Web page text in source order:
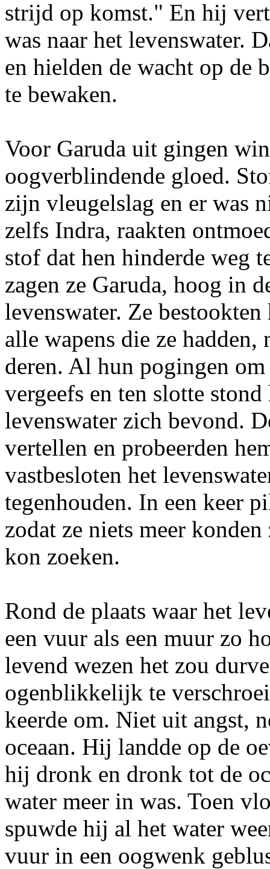
strijd op komst." En hij
was naar het levenswater.
en hielden de wacht op de
te bewaken.
Voor Garuda uit gingen
oogverblindende gloed.
zijn vleugelslag en er was
zelfs Indra, raakten
stof dat hen hinderde weg
zagen ze Garuda, hoog in
levenswater. Ze
alle wapens die ze
deren. Al hun pogingen
vergeefs en ten slotte
levenswater zich bevond.
vertellen en probeerden
vastbesloten het
tegenhouden. In een keer
zodat ze niets meer
kon zoeken.
Rond de plaats waar het
een vuur als een muur zo
levend wezen het zou
ogenblikkelijk te
keerde om. Niet uit angst,
oceaan. Hij landde op de
hij dronk en dronk tot de
water meer in was. Toen
spuwde hij al het water
vuur in een oogwenk